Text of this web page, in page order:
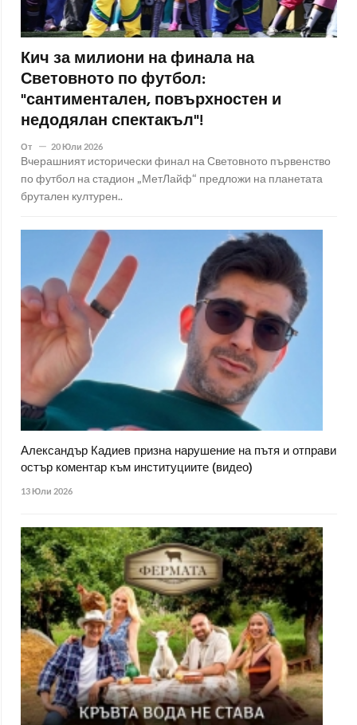
Кич за милиони на финала на
Световното по футбол:
"сантиментален, повърхностен и
недодялан спектакъл"!
От 20 Юли 2026
Вчерашният исторически финал на Световното първенство
по футбол на стадион „МетЛайф“ предложи на планетата
брутален културен..
Александър Кадиев призна нарушение на пътя и отправи
остър коментар към институциите (видео)
13 Юли 2026